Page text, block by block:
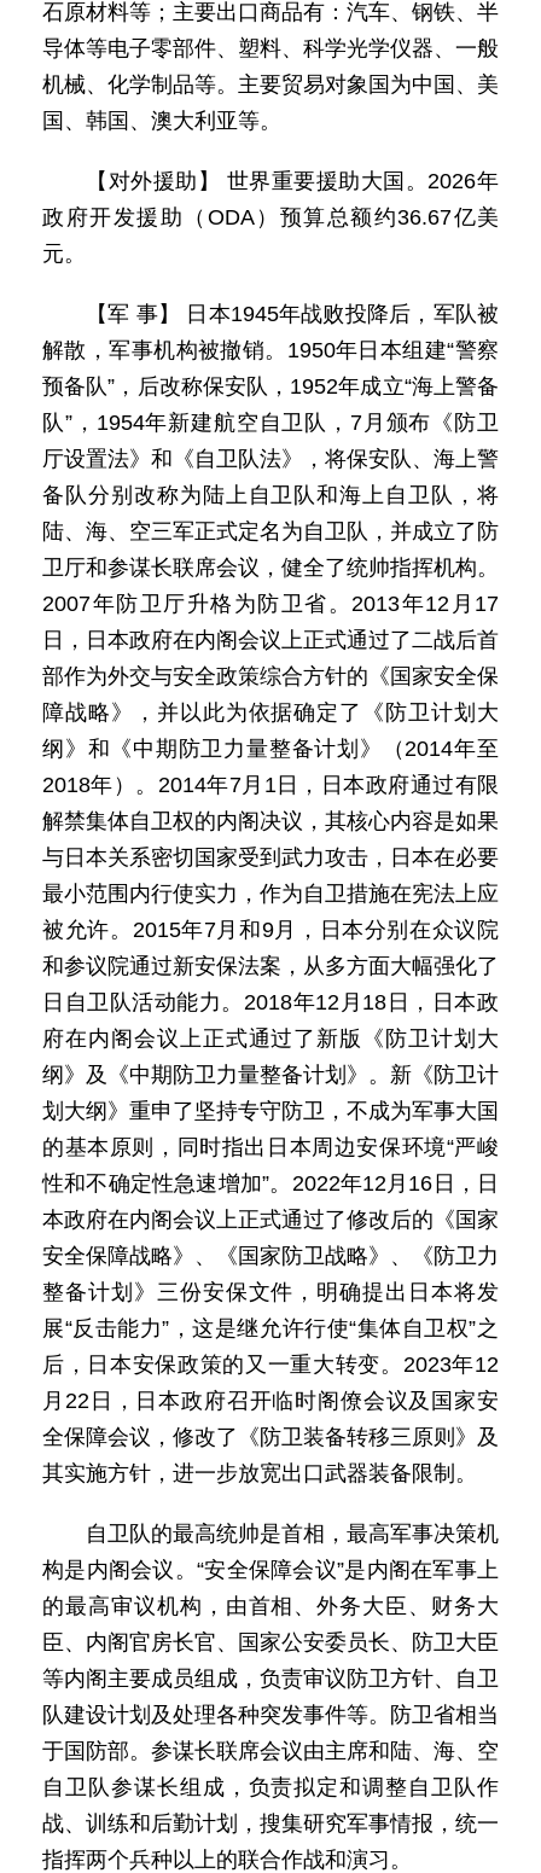
石原材料等；主要出口商品有：汽车、钢铁、半
导体等电子零部件、塑料、科学光学仪器、一般
机械、化学制品等。主要贸易对象国为中国、美
国、韩国、澳大利亚等。
【对外援助】 世界重要援助大国。2026年
政府开发援助（ODA）预算总额约36.67亿美
元。
【军 事】 日本1945年战败投降后，军队被
解散，军事机构被撤销。1950年日本组建“警察
预备队”，后改称保安队，1952年成立“海上警备
队”，1954年新建航空自卫队，7月颁布《防卫
厅设置法》和《自卫队法》，将保安队、海上警
备队分别改称为陆上自卫队和海上自卫队，将
陆、海、空三军正式定名为自卫队，并成立了防
卫厅和参谋长联席会议，健全了统帅指挥机构。
2007年防卫厅升格为防卫省。2013年12月17
日，日本政府在内阁会议上正式通过了二战后首
部作为外交与安全政策综合方针的《国家安全保
障战略》，并以此为依据确定了《防卫计划大
纲》和《中期防卫力量整备计划》（2014年至
2018年）。2014年7月1日，日本政府通过有限
解禁集体自卫权的内阁决议，其核心内容是如果
与日本关系密切国家受到武力攻击，日本在必要
最小范围内行使实力，作为自卫措施在宪法上应
被允许。2015年7月和9月，日本分别在众议院
和参议院通过新安保法案，从多方面大幅强化了
日自卫队活动能力。2018年12月18日，日本政
府在内阁会议上正式通过了新版《防卫计划大
纲》及《中期防卫力量整备计划》。新《防卫计
划大纲》重申了坚持专守防卫，不成为军事大国
的基本原则，同时指出日本周边安保环境“严峻
性和不确定性急速增加”。2022年12月16日，日
本政府在内阁会议上正式通过了修改后的《国家
安全保障战略》、《国家防卫战略》、《防卫力
整备计划》三份安保文件，明确提出日本将发
展“反击能力”，这是继允许行使“集体自卫权”之
后，日本安保政策的又一重大转变。2023年12
月22日，日本政府召开临时阁僚会议及国家安
全保障会议，修改了《防卫装备转移三原则》及
其实施方针，进一步放宽出口武器装备限制。
自卫队的最高统帅是首相，最高军事决策机
构是内阁会议。“安全保障会议”是内阁在军事上
的最高审议机构，由首相、外务大臣、财务大
臣、内阁官房长官、国家公安委员长、防卫大臣
等内阁主要成员组成，负责审议防卫方针、自卫
队建设计划及处理各种突发事件等。防卫省相当
于国防部。参谋长联席会议由主席和陆、海、空
自卫队参谋长组成，负责拟定和调整自卫队作
战、训练和后勤计划，搜集研究军事情报，统一
指挥两个兵种以上的联合作战和演习。